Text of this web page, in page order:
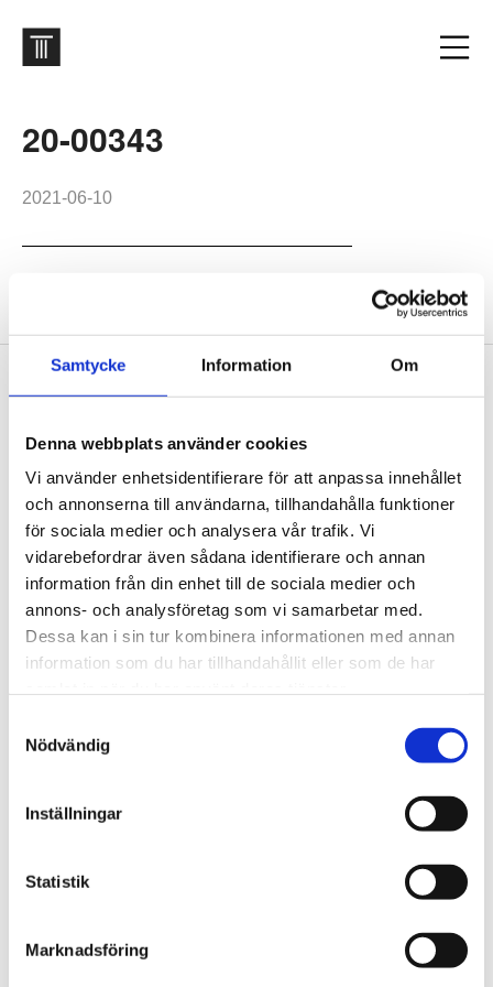
Samtycke Information Om
Denna webbplats använder cookies
Vi använder enhetsidentifierare för att anpassa innehållet
och annonserna till användarna, tillhandahålla funktioner
för sociala medier och analysera vår trafik. Vi
vidarebefordrar även sådana identifierare och annan
information från din enhet till de sociala medier och
annons- och analysföretag som vi samarbetar med.
Dessa kan i sin tur kombinera informationen med annan
information som du har tillhandahållit eller som de har
Nödvändig
Inställningar
Statistik
Marknadsföring
20-00343
2021-06-10
Footer
Contact us
Welcome to Tengbom! Whatever your question or enquiry,
We are Tengbom
We create sustainable and beautiful architecture that
strenghtens our clients as well as our society.
us make the world a better place.
Our services
Through our ecosystem of services, we can create any
kind of building or space. How may we help you?
Contact